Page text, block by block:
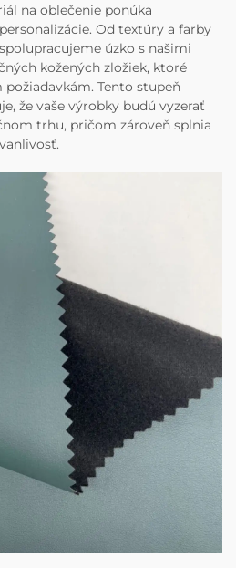
na oblečenie ponúka
Od textúry a farby
úzko s našimi
kožených zložiek, ktoré
Tento stupeň
že vaše výrobky budú vyzerať
trhu, pričom zároveň splnia